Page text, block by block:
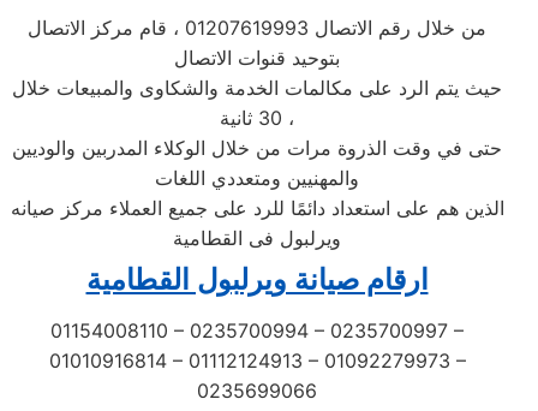
من خلال رقم الاتصال 01207619993 ، قام مركز الاتصال
بتوحيد قنوات الاتصال
حيث يتم الرد على مكالمات الخدمة والشكاوى والمبيعات خلال
30 ثانية ،
حتى في وقت الذروة مرات من خلال الوكلاء المدربين والوديين
والمهنيين ومتعددي اللغات
الذين هم على استعداد دائمًا للرد على جميع العملاء مركز صيانه
ويرلبول فى القطامية
ارقام صيانة ويرلبول القطامية
01154008110 – 0235700994 – 0235700997 –
01010916814 – 01112124913 – 01092279973 –
0235699066